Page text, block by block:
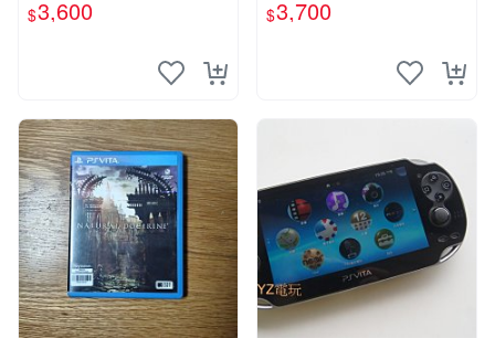
$3,600 $3,700